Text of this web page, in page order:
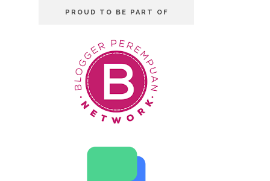
PROUD TO BE PART OF